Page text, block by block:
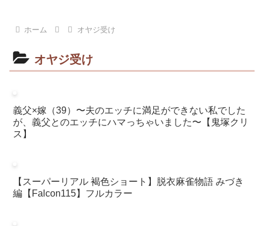
ホーム オヤジ受け
オヤジ受け
義父×嫁（39）〜夫のエッチに満足ができない私でした
が、義父とのエッチにハマっちゃいました〜【鬼塚クリ
ス】
【スーパーリアル 褐色ショート】脱衣麻雀物語 みづき
編【Falcon115】フルカラー